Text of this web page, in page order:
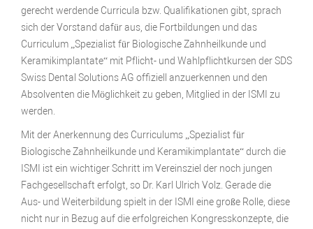
gerecht werdende Curricula bzw. Qualifikationen gibt, sprach
sich der Vorstand dafür aus, die Fortbildungen und das
Curriculum „Spezialist für Biologische Zahnheilkunde und
Keramikimplantate“ mit Pflicht- und Wahlpflichtkursen der SDS
Swiss Dental Solutions AG offiziell anzuerkennen und den
Absolventen die Möglichkeit zu geben, Mitglied in der ISMI zu
werden.
Mit der Anerkennung des Curriculums „Spezialist für
Biologische Zahnheilkunde und Keramikimplantate“ durch die
ISMI ist ein wichtiger Schritt im Vereinsziel der noch jungen
Fachgesellschaft erfolgt, so Dr. Karl Ulrich Volz. Gerade die
Aus- und Weiterbildung spielt in der ISMI eine große Rolle, diese
nicht nur in Bezug auf die erfolgreichen Kongresskonzepte, die